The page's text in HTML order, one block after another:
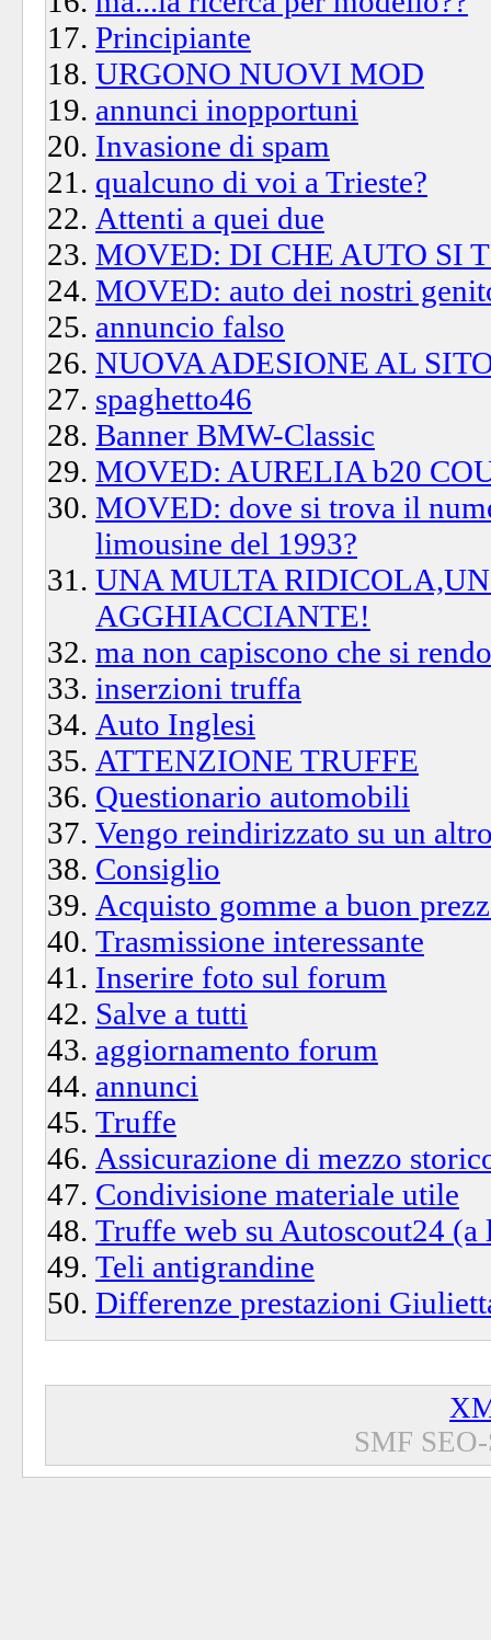
Principiante
URGONO NUOVI MOD
annunci inopportuni
Invasione di spam
qualcuno di voi a Trieste?
Attenti a quei due
MOVED: DI CHE AUTO SI
MOVED: auto dei nostri
annuncio falso
NUOVA ADESIONE AL
spaghetto46
Banner BMW-Classic
MOVED: AURELIA b20
MOVED: dove si trova il
limousine del 1993?
UNA MULTA
AGGHIACCIANTE!
ma non capiscono che si
inserzioni truffa
Auto Inglesi
ATTENZIONE TRUFFE
Questionario automobili
Vengo reindirizzato su un
Consiglio
Acquisto gomme a buon
Trasmissione interessante
Inserire foto sul forum
Salve a tutti
aggiornamento forum
annunci
Truffe
Assicurazione di mezzo
Condivisione materiale utile
Truffe web su Autoscout24 (a
Teli antigrandine
Differenze prestazioni
SMF